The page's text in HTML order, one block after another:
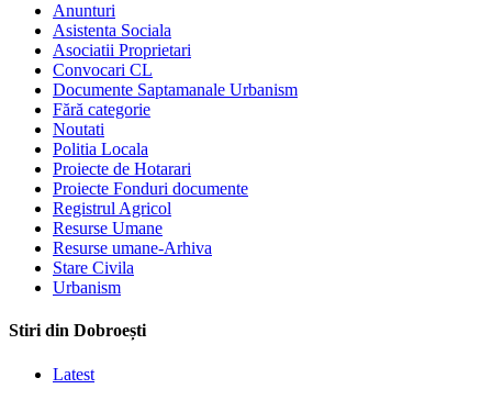
Anunturi
Asistenta Sociala
Asociatii Proprietari
Convocari CL
Documente Saptamanale Urbanism
Fără categorie
Noutati
Politia Locala
Proiecte de Hotarari
Proiecte Fonduri documente
Registrul Agricol
Resurse Umane
Resurse umane-Arhiva
Stare Civila
Urbanism
Stiri din Dobroești
Latest